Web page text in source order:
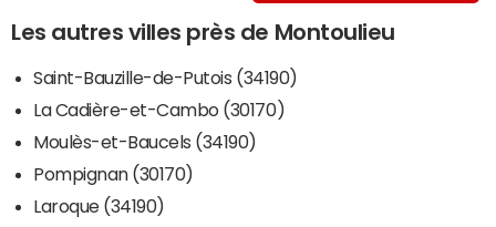
Les autres villes près de Montoulieu
Saint-Bauzille-de-Putois (34190)
La Cadière-et-Cambo (30170)
Moulès-et-Baucels (34190)
Pompignan (30170)
Laroque (34190)